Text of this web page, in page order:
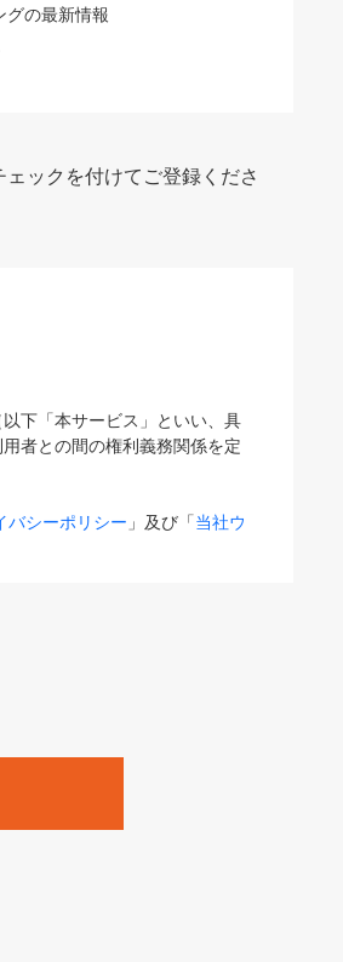
グの最新情報
ックを付けてご登録くださ
下「本サービス」といい、具
者との間の権利義務関係を定
バシーポリシー 」及び「当社ウ
場合、変更後のサービスを含
いいます。
」「Biz/Zine」「HRzine」